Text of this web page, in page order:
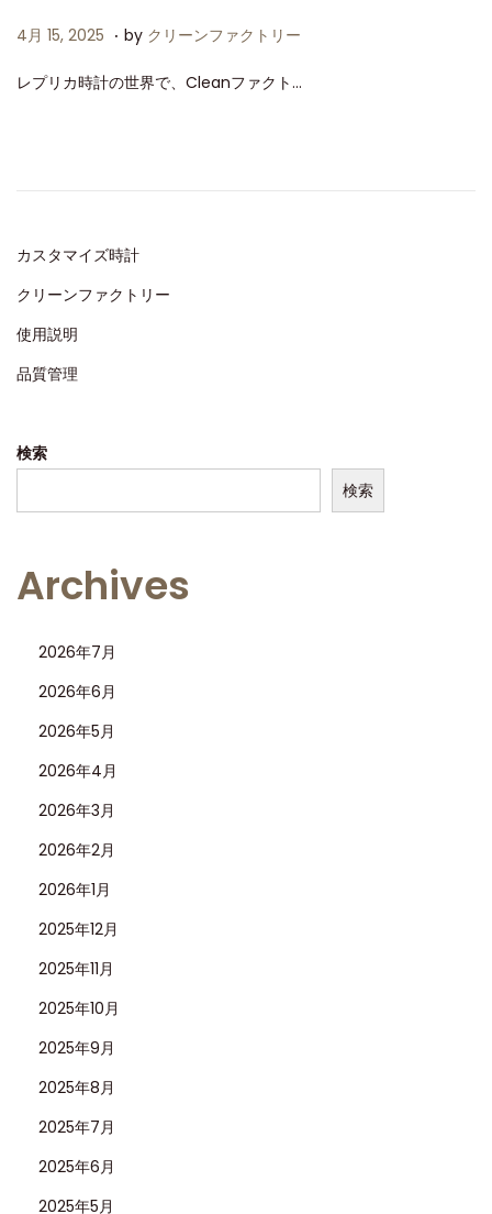
P
s
n
4月 15, 2025 4
1
2
. by クリーンファクトリー
レプリカ時計の世界で、Cleanファクト…
カスタマイズ時計
クリーンファクトリー
使用説明
品質管理
検索
検索
Archives
2026年7月
2026年6月
2026年5月
2026年4月
2026年3月
2026年2月
2026年1月
2025年12月
2025年11月
2025年10月
2025年9月
2025年8月
2025年7月
2025年6月
2025年5月